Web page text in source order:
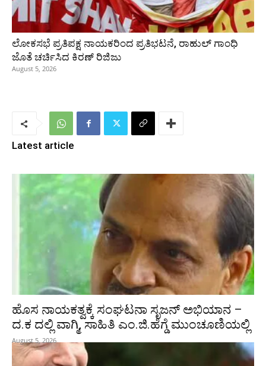
ಲೋಕಸಭೆ ಪ್ರತಿಪಕ್ಷ ನಾಯಕರಿಂದ ಪ್ರತಿಭಟನೆ, ರಾಹುಲ್‌ ಗಾಂಧಿ
ಜೊತೆ ಚರ್ಚಿಸಿದ ಕಿರಣ್‌ ರಿಜಿಜು
August 5, 2026
Latest article
ಹೊಸ ನಾಯಕತ್ವಕ್ಕೆ ಸಂಘಟನಾ ಸೃಜನ್ ಅಭಿಯಾನ –
ದ.ಕ ದಲ್ಲಿ ವಾಗ್ಮಿ, ಸಾಹಿತಿ ಎಂ.ಜಿ.ಹೆಗ್ಡೆ ಮುಂಚೂಣಿಯಲ್ಲಿ
August 5, 2026